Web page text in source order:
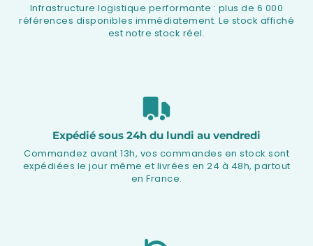
Infrastructure logistique performante : plus de 6 000
références disponibles immédiatement. Le stock affiché
est notre stock réel.
Expédié sous 24h du lundi au vendredi
Commandez avant 13h, vos commandes en stock sont
expédiées le jour même et livrées en 24 à 48h, partout
en France.